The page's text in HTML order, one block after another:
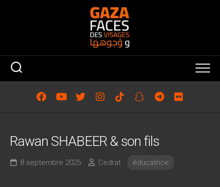
Rawan SHABEER & son fils
8 septembre 2025 Cedrat éducatrice